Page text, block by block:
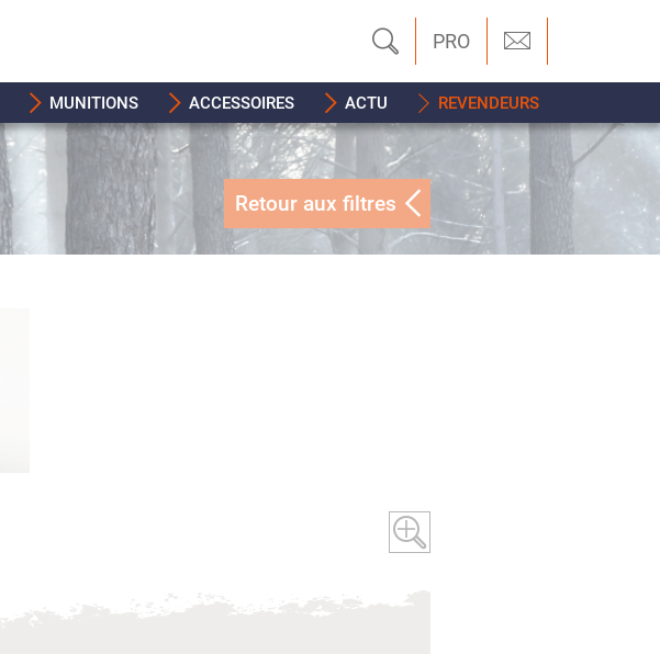
PRO
MUNITIONS ACCESSOIRES ACTU REVENDEURS
Retour aux filtres